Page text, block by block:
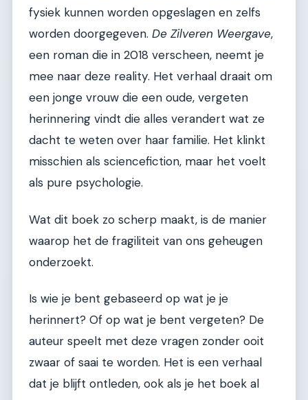
fysiek kunnen worden opgeslagen en zelfs
worden doorgegeven. De Zilveren Weergave,
een roman die in 2018 verscheen, neemt je
mee naar deze reality. Het verhaal draait om
een jonge vrouw die een oude, vergeten
herinnering vindt die alles verandert wat ze
dacht te weten over haar familie. Het klinkt
misschien als sciencefiction, maar het voelt
als pure psychologie.
Wat dit boek zo scherp maakt, is de manier
waarop het de fragiliteit van ons geheugen
onderzoekt.
Is wie je bent gebaseerd op wat je je
herinnert? Of op wat je bent vergeten? De
auteur speelt met deze vragen zonder ooit
zwaar of saai te worden. Het is een verhaal
dat je blijft ontleden, ook als je het boek al